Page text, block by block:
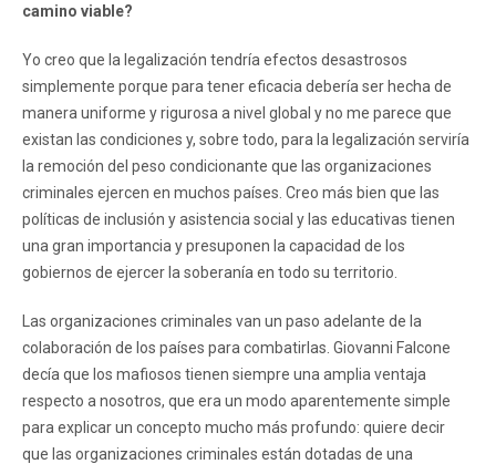
camino viable?
Yo creo que la legalización tendría efectos desastrosos
simplemente porque para tener eficacia debería ser hecha de
manera uniforme y rigurosa a nivel global y no me parece que
existan las condiciones y, sobre todo, para la legalización serviría
la remoción del peso condicionante que las organizaciones
criminales ejercen en muchos países. Creo más bien que las
políticas de inclusión y asistencia social y las educativas tienen
una gran importancia y presuponen la capacidad de los
gobiernos de ejercer la soberanía en todo su territorio.
Las organizaciones criminales van un paso adelante de la
colaboración de los países para combatirlas. Giovanni Falcone
decía que los mafiosos tienen siempre una amplia ventaja
respecto a nosotros, que era un modo aparentemente simple
para explicar un concepto mucho más profundo: quiere decir
que las organizaciones criminales están dotadas de una